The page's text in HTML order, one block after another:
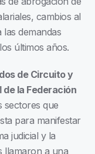
cambios al
demandas
últimos años.
de Circuito y
la Federación
sectores que
para manifestar
judicial y la
llamaron a una